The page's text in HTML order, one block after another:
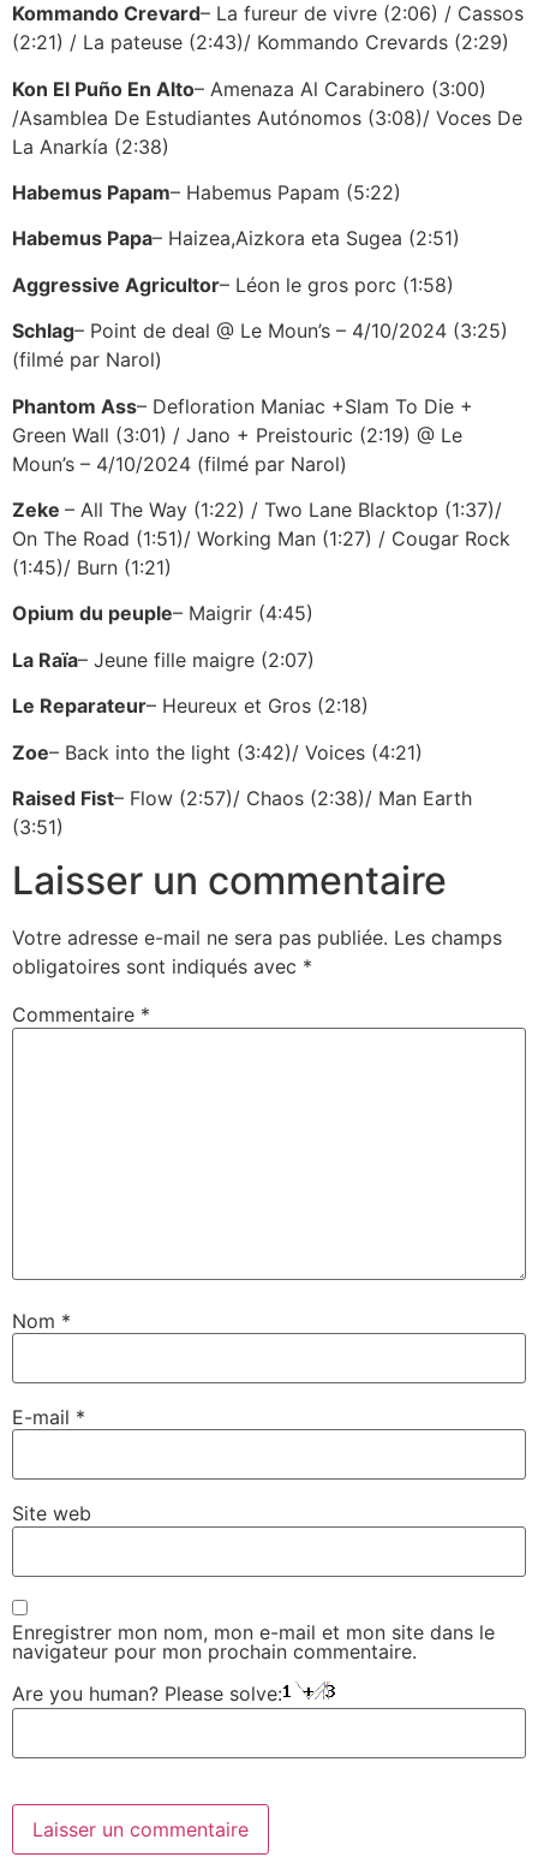
Kommando Crevard– La fureur de vivre (2:06) / Cassos
(2:21) / La pateuse (2:43)/ Kommando Crevards (2:29)
Kon El Puño En Alto– Amenaza Al Carabinero (3:00)
/Asamblea De Estudiantes Autónomos (3:08)/ Voces De
La Anarkía (2:38)
Habemus Papam– Habemus Papam (5:22)
Habemus Papa– Haizea,Aizkora eta Sugea (2:51)
Aggressive Agricultor– Léon le gros porc (1:58)
Schlag– Point de deal @ Le Moun’s – 4/10/2024 (3:25)
(filmé par Narol)
Phantom Ass– Defloration Maniac +Slam To Die +
Green Wall (3:01) / Jano + Preistouric (2:19) @ Le
Moun’s – 4/10/2024 (filmé par Narol)
Zeke – All The Way (1:22) / Two Lane Blacktop (1:37)/
On The Road (1:51)/ Working Man (1:27) / Cougar Rock
(1:45)/ Burn (1:21)
Opium du peuple– Maigrir (4:45)
La Raïa– Jeune fille maigre (2:07)
Le Reparateur– Heureux et Gros (2:18)
Zoe– Back into the light (3:42)/ Voices (4:21)
Raised Fist– Flow (2:57)/ Chaos (2:38)/ Man Earth
(3:51)
Laisser un commentaire
Votre adresse e-mail ne sera pas publiée. Les champs
obligatoires sont indiqués avec *
Commentaire *
Nom *
E-mail *
Site web
Enregistrer mon nom, mon e-mail et mon site dans le
navigateur pour mon prochain commentaire.
Are you human? Please solve: